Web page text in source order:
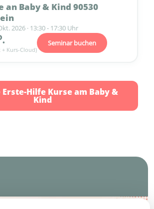
an Baby & Kind 90530
2026 · 13:30 - 17:30 Uhr
Kurs-Cloud)
Seminar buchen
Hilfe Kurse am Baby &
Kind
(FAQ)